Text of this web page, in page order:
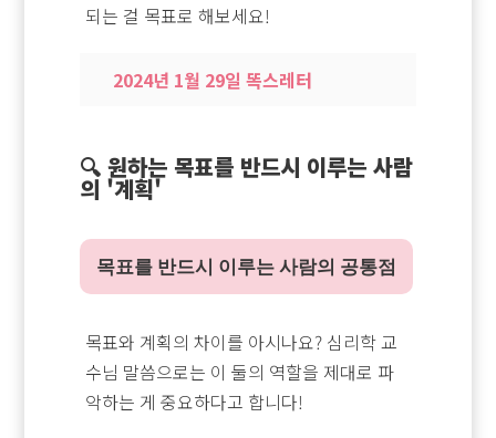
되는 걸 목표로 해보세요!
2024년 1월 29일 똑스레터
🔍 원하는 목표를 반드시 이루는 사람
의 '계획'
목표를 반드시 이루는 사람의 공통점
목표와 계획의 차이를 아시나요? 심리학 교
수님 말씀으로는 이 둘의 역할을 제대로 파
악하는 게 중요하다고 합니다!